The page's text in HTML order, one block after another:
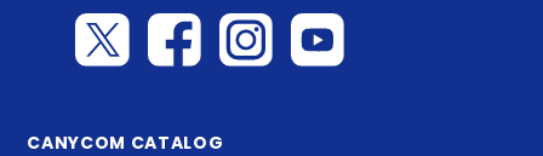
CANYCOM CATALOG